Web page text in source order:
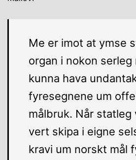
Me er imot at ymse
organ i nokon serleg
kunna hava
fyresegnene um
målbruk. Når statleg
vert skipa i eigne
kravi um norskt mål